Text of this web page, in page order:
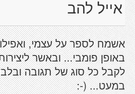
אייל להב
אשמח לספר על עצמי,
באופן פומבי... ובאשר
לקבל כל סוג של תגובה
במעט... (-: